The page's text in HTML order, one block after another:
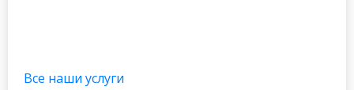
Все наши услуги